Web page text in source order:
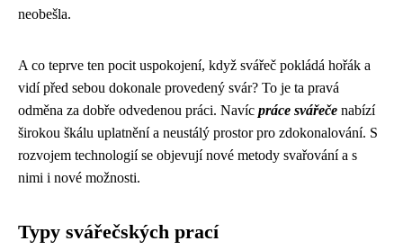
neobešla.
A co teprve ten pocit uspokojení, když svářeč pokládá hořák a
vidí před sebou dokonale provedený svár? To je ta pravá
odměna za dobře odvedenou práci. Navíc práce svářeče nabízí
širokou škálu uplatnění a neustálý prostor pro zdokonalování. S
rozvojem technologií se objevují nové metody svařování a s
nimi i nové možnosti.
Typy svářečských prací